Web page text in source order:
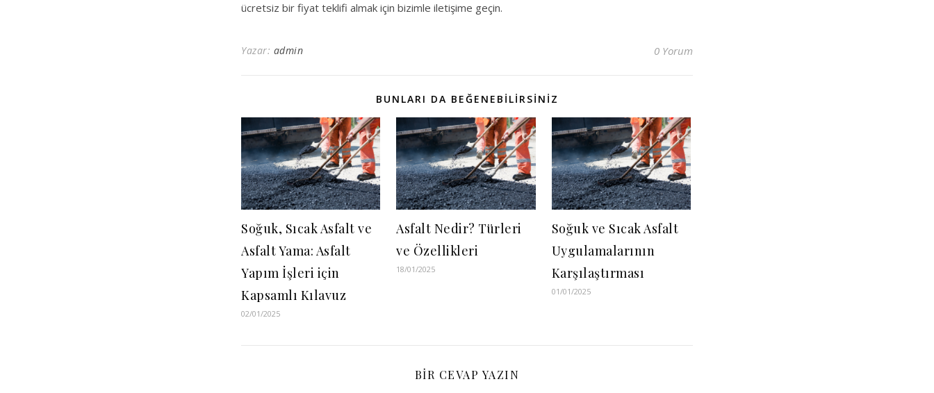
ücretsiz bir fiyat teklifi almak için bizimle iletişime geçin.
Yazar: admin 0 Yorum
BUNLARI DA BEĞENEBILIRSINIZ
Soğuk, Sıcak Asfalt ve
Asfalt Yama: Asfalt
Yapım İşleri için
Kapsamlı Kılavuz
02/01/2025
Asfalt Nedir? Türleri
ve Özellikleri
18/01/2025
Soğuk ve Sıcak Asfalt
Uygulamalarının
Karşılaştırması
01/01/2025
BIR CEVAP YAZIN